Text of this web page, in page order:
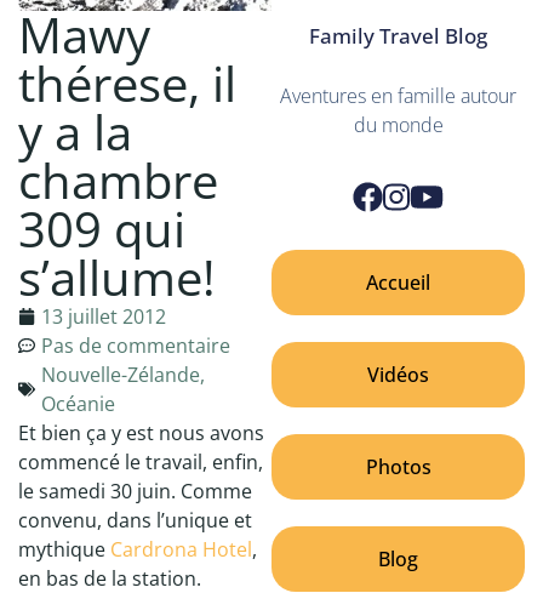
Family Travel Blog
Aventures en famille autour
du monde
Accueil
Vidéos
Photos
Blog
Mawy
thérese, il
y a la
chambre
309 qui
s’allume!
13 juillet 2012
Pas de commentaire
Nouvelle-Zélande,
Océanie
Et bien ça y est nous avons
commencé le travail, enfin,
le samedi 30 juin. Comme
convenu, dans l’unique et
mythique Cardrona Hotel,
en bas de la station.